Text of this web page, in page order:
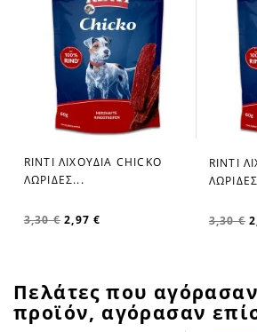
favorite_border
RINTI ΛΙΧΟΥΔΙΑ CHICKO
ΛΩΡΙΔΕΣ...
3,30 € 2,97 €
RINTI
3,30 €
Πελάτες που
προϊόν, αγόρασαν